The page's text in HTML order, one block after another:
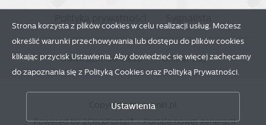
Odwiedzin: 3846850 Online: 253
Copyright by wronki.pl
Powered by2ClickPortal®- Portale nowej generacji
Strona korzysta z plików cookies w celu realizacji usług. Możesz
określić warunki przechowywania lub dostępu do plików cookies
klikając przycisk Ustawienia. Aby dowiedzieć się więcej zachęcamy
do zapoznania się z Polityką Cookies oraz Polityką Prywatności.
Ustawienia